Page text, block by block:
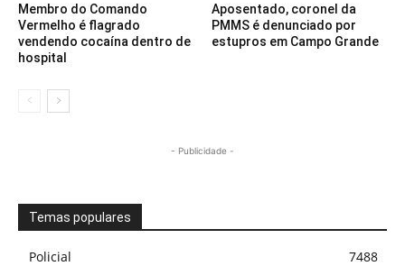
Membro do Comando
Vermelho é flagrado
vendendo cocaína dentro de
hospital
Aposentado, coronel da
PMMS é denunciado por
estupros em Campo Grande
- Publicidade -
Temas populares
Policial
7488